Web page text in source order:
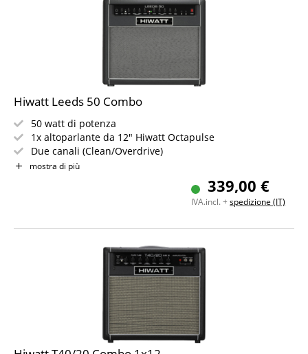
Hiwatt Leeds 50 Combo
50 watt di potenza
1x altoparlante da 12" Hiwatt Octapulse
Due canali (Clean/Overdrive)
Stadi di gain commutabili e riverbero a molla
mostra di più
339,00 €
IVA.incl. +spedizione (IT)